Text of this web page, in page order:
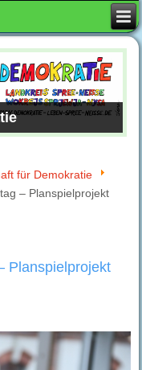
für Demokratie
– Planspielprojekt
Planspielprojekt